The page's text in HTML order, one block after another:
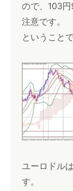
ので、103
注意です。
ということ
ユーロドル
す。